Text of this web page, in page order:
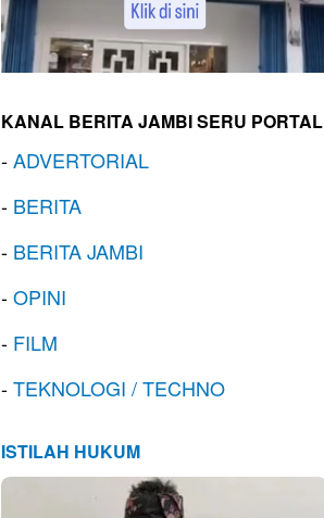
KANAL BERITA JAMBI SERU PORTAL
-ADVERTORIAL
- BERITA
- BERITA JAMBI
-OPINI
- FILM
-TEKNOLOGI / TECHNO
ISTILAH HUKUM